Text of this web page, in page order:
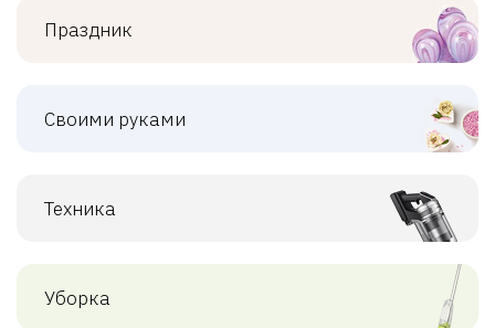
Праздник
Своими руками
Техника
Уборка